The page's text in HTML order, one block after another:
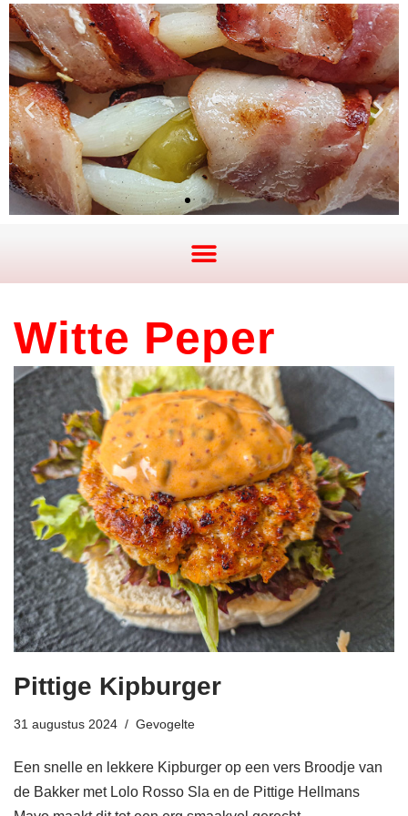
Witte Peper
Pittige Kipburger
31 augustus 2024 Gevogelte
Een snelle en lekkere Kipburger op een vers Broodje van
de Bakker met Lolo Rosso Sla en de Pittige Hellmans